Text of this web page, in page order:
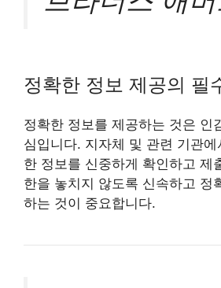
정확한 정보 제공의 필
정확한 정보를 제공하는 것은 인
심입니다. 지자체 및 관련 기관
한 정보를 신중하게 확인하고 제
한을 놓치지 않도록 신속하고 정
하는 것이 중요합니다.